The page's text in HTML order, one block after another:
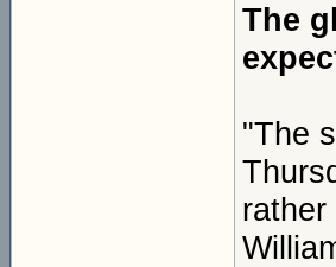
The
"The